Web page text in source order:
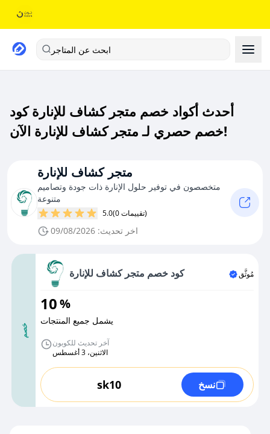
ابحث عن المتاجر
أحدث أكواد خصم متجر كشاف للإنارة كود
خصم حصري لـ متجر كشاف للإنارة الآن!
متجر كشاف للإنارة
متخصصون في توفير حلول الإنارة ذات جودة وتصاميم
متنوعة
5.0 (0 تقييمات)
اخر تحديث: 09/08/2026
خصم
كود خصم متجر كشاف للإنارة مُوثَّق
10%
يشمل جميع المنتجات
آخر تحديث للكوبون
الاثنين، 3 أغسطس
sk10 نسخ